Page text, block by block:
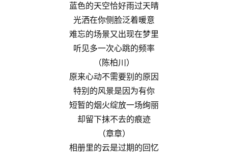
蓝色的天空恰好雨过天晴
光洒在你侧脸泛着暖意
难忘的场景又出现在梦里
听见多一次心跳的频率
（陈柏川）
原来心动不需要别的原因
特别的风景是因为有你
短暂的烟火绽放一场绚丽
却留下抹不去的痕迹
（章章）
相册里的云是过期的回忆